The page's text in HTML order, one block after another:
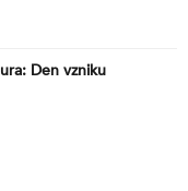
Den vzniku